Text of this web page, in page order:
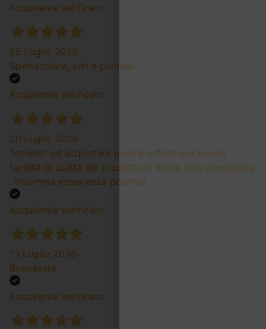
Acquirente verificato
25 Luglio 2026
Spettacolare, seri e puntuali
Acquirente verificato
20 Luglio 2026
Tornero' ad acquistare perché offrite una buona
facoltà di scelta del prodotto in modo non complicato
. Insomma esperienza positiva.
Acquirente verificato
13 Luglio 2026
Buonasera
Acquirente verificato